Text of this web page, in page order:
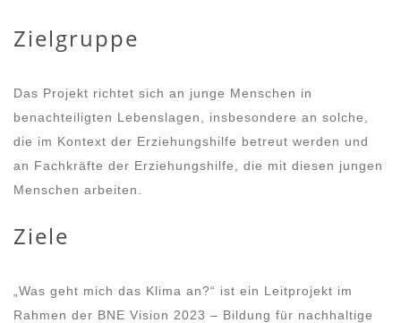
Zielgruppe
Das Projekt richtet sich an junge Menschen in
benachteiligten Lebenslagen, insbesondere an solche,
die im Kontext der Erziehungshilfe betreut werden und
an Fachkräfte der Erziehungshilfe, die mit diesen jungen
Menschen arbeiten.
Ziele
„Was geht mich das Klima an?“ ist ein Leitprojekt im
Rahmen der BNE Vision 2023 – Bildung für nachhaltige